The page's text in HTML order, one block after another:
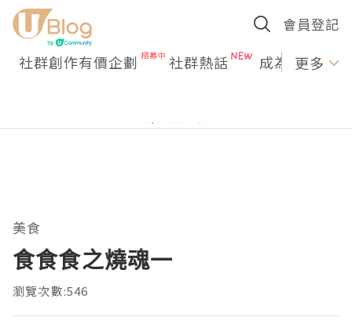
會員登記
社群創作有價企劃 社群熱話 成為U更多
美食
食食食之燒魂一
瀏覽次數:546